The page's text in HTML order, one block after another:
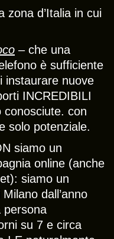
zona d’Italia in cui
– che una
è sufficiente
instaurare nuove
INCREDIBILI
conosciute. con
solo potenziale.
siamo un
online (anche
siamo un
dall’anno
persona
su 7 e circa